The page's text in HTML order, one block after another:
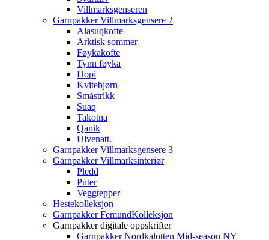
Villmarksgenseren
Garnpakker Villmarksgensere 2
Alasuqkofte
Arktisk sommer
Føykakofte
Tynn føyka
Hopi
Kvitebjørn
Småstrikk
Suaq
Takotna
Qanik
Ulvenatt.
Garnpakker Villmarksgensere 3
Garnpakker Villmarksinteriør
Pledd
Puter
Veggtepper
Hestekolleksjon
Garnpakker FemundKolleksjon
Garnpakker digitale oppskrifter
Garnpakker Nordkalotten Mid-season NY